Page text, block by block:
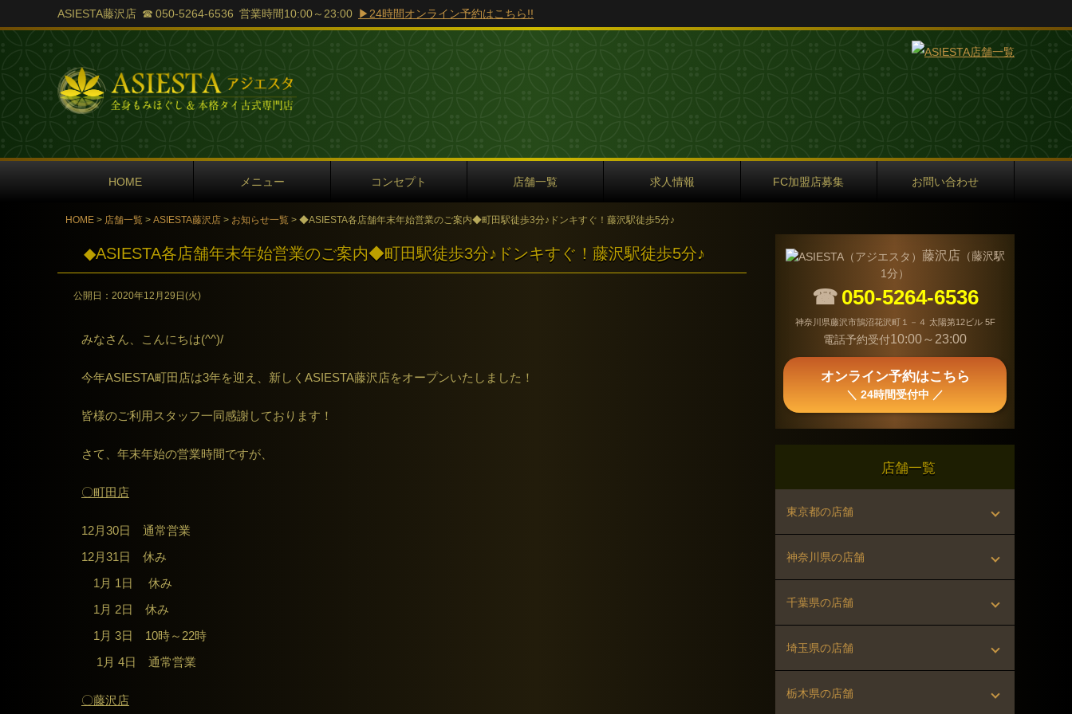
ASIESTA藤沢店 ☎ 050-5264-6536 営業時間10:00～23:00 ▶24時間オンライン予約はこちら!!
HOME メニュー コンセプト 店舗一覧 求人情報 FC加盟店募集 お問い合わせ
HOME> 店舗一覧> ASIESTA藤沢店> お知らせ一覧> ◆ASIESTA各店舗年末年始営業のご案内◆町田駅徒歩3分♪ドンキすぐ！藤沢駅徒歩5分♪
◆ASIESTA各店舗年末年始営業のご案内◆町田駅徒歩3分♪ドンキすぐ！藤沢駅徒歩5分♪
公開日： 2020年12月29日(火)
みなさん、こんにちは(^^)/
今年ASIESTA町田店は3年を迎え、新しくASIESTA藤沢店をオープンいたしました！
皆様のご利用スタッフ一同感謝しております！
さて、年末年始の営業時間ですが、
〇町田店
12月30日 通常営業
12月31日 休み
1月 1日 休み
1月 2日 休み
1月 3日 10時～22時
1月 4日 通常営業
〇藤沢店
藤沢店 （藤沢駅
1分）
☎050-5264-6536
神奈川県藤沢市鵠沼花沢町１－４ 太陽第12ビル 5F
電話予約受付10:00～23:00
オンライン予約はこちら
＼ 24時間受付中 ／
店舗一覧
東京都の店舗
▸ 町田店（町田駅 徒歩1分）
▸ 八王子店（八王子駅 徒歩2分）
▸ 立川店（立川駅 徒歩1分）
神奈川県の店舗
▸ 横浜店（横浜駅 徒歩5分）
▸ 関内店（関内駅 徒歩1分）
▸ 川崎店（川崎駅 徒歩5分）
千葉県の店舗
▸ 木更津店（木更津駅 バス10分）
埼玉県の店舗
▸ 大宮店（大宮駅 徒歩5分）
栃木県の店舗